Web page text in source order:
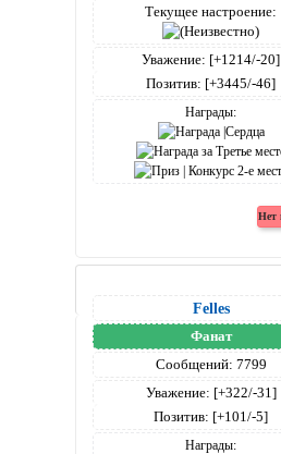
Текущее настроение:
Уважение: [+1214/-20]
Позитив: [+3445/-46]
Награды:
Felles
Фанат
Сообщений: 7799
Уважение: [+322/-31]
Позитив: [+101/-5]
Награды: